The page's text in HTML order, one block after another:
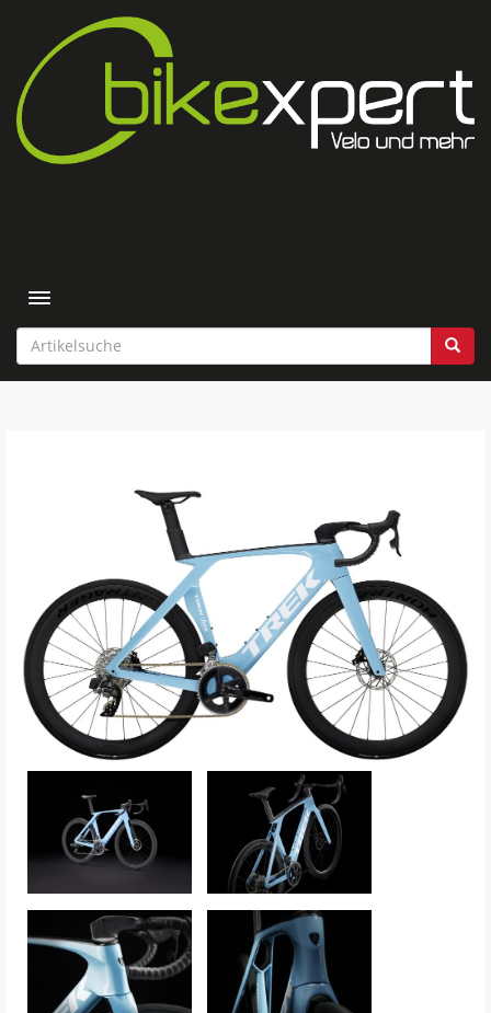
Toggle navigation